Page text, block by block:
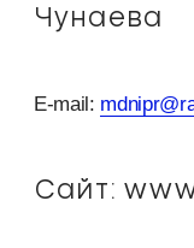
Чунаева
E-mail:
Сайт: